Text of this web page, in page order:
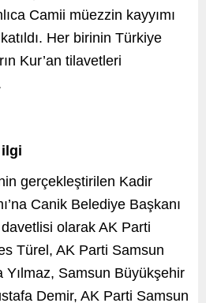
Camii müezzin kayyımı
Her birinin Türkiye
Kur’an tilavetleri
gerçekleştirilen Kadir
Canik Belediye Başkanı
davetlisi olarak AK Parti
Türel, AK Parti Samsun
Yılmaz, Samsun Büyükşehir
Demir, AK Parti Samsun